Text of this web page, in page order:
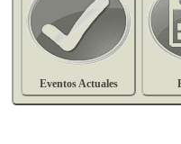
Eventos Actuales